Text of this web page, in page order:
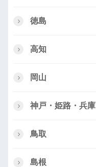
徳島
高知
岡山
神戸・姫路・兵庫
鳥取
島根